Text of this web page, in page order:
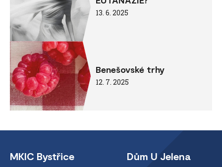
13. 6. 2025
Benešovské trhy
12. 7. 2025
MKIC Bystřice Dům U Jelena